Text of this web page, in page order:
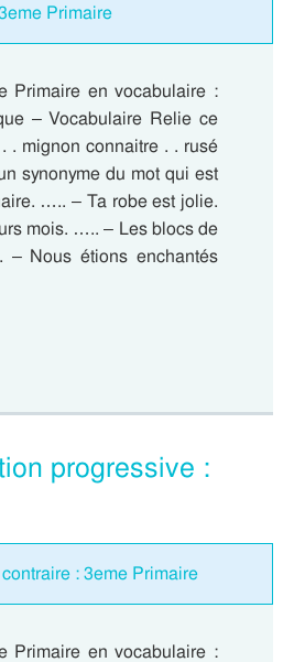
Primaire
Primaire en vocabulaire :
– Vocabulaire Relie ce
. mignon connaitre . . rusé
synonyme du mot qui est
….. – Ta robe est jolie.
mois. ….. – Les blocs de
Nous étions enchantés
progressive :
: 3eme Primaire
Primaire en vocabulaire :